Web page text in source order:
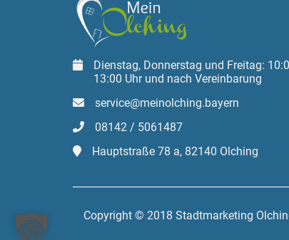
Dienstag, Donnerstag und Freitag:
13:00 Uhr und nach Vereinbarung
service@meinolching.bayern
08142 / 5061487
Hauptstraße 78 a, 82140 Olching
Copyright © 2018 Stadtmarketing